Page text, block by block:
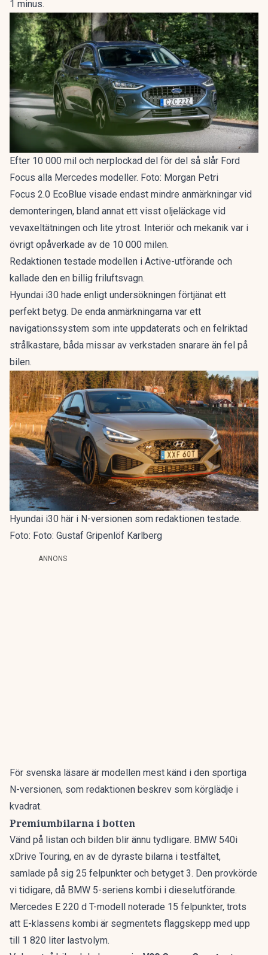
1 minus.
Efter 10 000 mil och nerplockad del för del så slår Ford
Focus alla Mercedes modeller. Foto: Morgan Petri
Focus 2.0 EcoBlue visade endast mindre anmärkningar vid
demonteringen, bland annat ett visst oljeläckage vid
vevaxeltätningen och lite ytrost. Interiör och mekanik var i
övrigt opåverkade av de 10 000 milen.
Redaktionen testade modellen i Active-utförande och
kallade den en billig friluftsvagn.
Hyundai i30 hade enligt undersökningen förtjänat ett
perfekt betyg. De enda anmärkningarna var ett
navigationssystem som inte uppdaterats och en felriktad
strålkastare, båda missar av verkstaden snarare än fel på
bilen.
Hyundai i30 här i N-versionen som redaktionen testade.
Foto: Foto: Gustaf Gripenlöf Karlberg
ANNONS
För svenska läsare är modellen mest känd i den sportiga
N-versionen, som redaktionen beskrev som körglädje i
kvadrat.
Premiumbilarna i botten
Vänd på listan och bilden blir ännu tydligare. BMW 540i
xDrive Touring, en av de dyraste bilarna i testfältet,
samlade på sig 25 felpunkter och betyget 3. Den provkörde
vi tidigare, då BMW 5-seriens kombi i dieselutförande.
Mercedes E 220 d T-modell noterade 15 felpunkter, trots
att E-klassens kombi är segmentets flaggskepp med upp
till 1 820 liter lastvolym.